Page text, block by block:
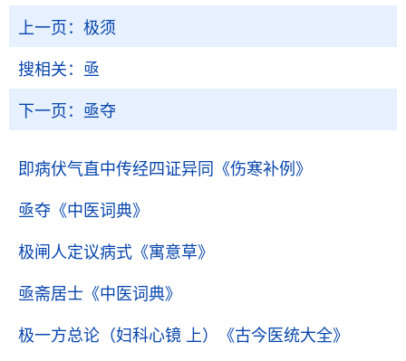
上一页： 极须
搜相关： 亟
下一页： 亟夺
即病伏气直中传经四证异同 《伤寒补例》
亟夺 《中医词典》
极闸人定议病式 《寓意草》
亟斋居士 《中医词典》
极一方总论（妇科心镜 上） 《古今医统大全》